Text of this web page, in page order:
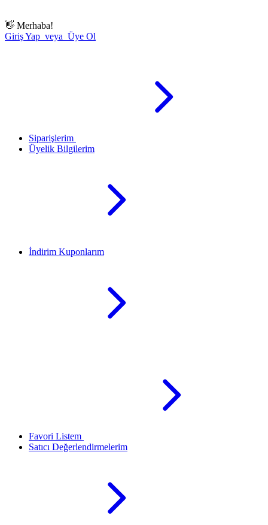
👋 Merhaba!
Giriş Yap veya Üye Ol
Siparişlerim
Üyelik Bilgilerim
İndirim Kuponlarım
Favori Listem
Satıcı Değerlendirmelerim